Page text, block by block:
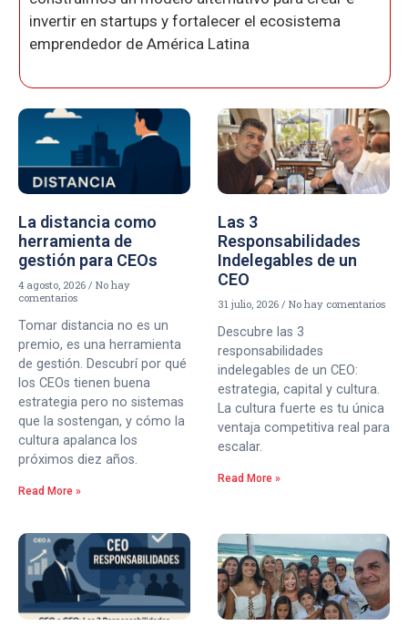
invertir en startups y fortalecer el ecosistema
emprendedor de América Latina
La distancia como
herramienta de
gestión para CEOs
4 agosto, 2026
No hay
comentarios
Tomar distancia no es un
premio, es una herramienta
de gestión. Descubrí por qué
los CEOs tienen buena
estrategia pero no sistemas
que la sostengan, y cómo la
cultura apalanca los
próximos diez años.
Read More »
Las 3
Responsabilidades
Indelegables de un
CEO
31 julio, 2026 No hay comentarios
Descubre las 3
responsabilidades
indelegables de un CEO:
estrategia, capital y cultura.
La cultura fuerte es tu única
ventaja competitiva real para
escalar.
Read More »